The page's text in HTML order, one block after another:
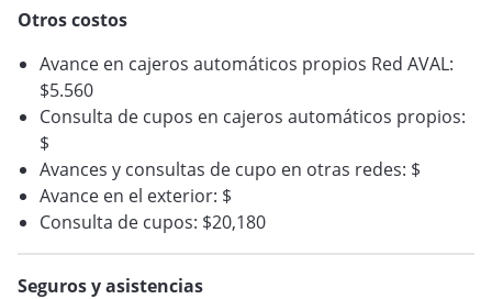
Otros costos
Avance en cajeros automáticos propios Red AVAL:
$5.560
Consulta de cupos en cajeros automáticos propios:
$
Avances y consultas de cupo en otras redes: $
Avance en el exterior: $
Consulta de cupos: $20,180
Seguros y asistencias